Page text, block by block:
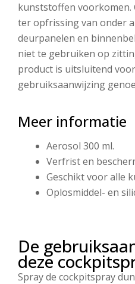
kunststoffen voorkomen.
ter opfrissing van onder
deurpanelen en
niet te gebruiken op
product is uitsluitend
gebruiksaanwijzing
Meer informatie
Aerosol 300 ml.
Verfrist en
Geschikt voor alle
Oplosmiddel- en
De
deze
Spray de cockpitspray